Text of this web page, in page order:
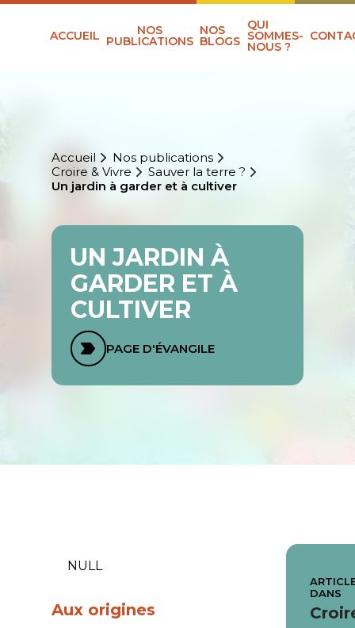
ACCUEIL NOS
PUBLICATIONS
NOS
BLOGS
QUI
SOMMES-
NOUS ?
Accueil
Nos publications
Croire & Vivre
Sauver la terre ?
Un jardin à garder et à cultiver
UN JARDIN À
GARDER ET À
CULTIVER
PAGE D'ÉVANGILE
NULL
Aux origines
DANS